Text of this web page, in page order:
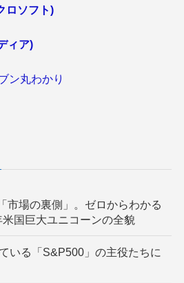
ロソフト)
ィア)
ン丸わかり
市場の裏側」。ゼロからわかる
国巨大ユニコーンの全貌
いる「S&P500」の主役たちに